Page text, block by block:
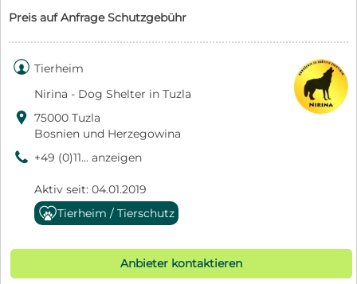
Preis auf Anfrage Schutzgebühr
 Tierheim
Nirina - Dog Shelter in Tuzla
 75000 Tuzla
Bosnien und Herzegowina
9 +49 (0)11... anzeigen
Aktiv seit: 04.01.2019
Tierheim / Tierschutz
Anbieter kontaktieren